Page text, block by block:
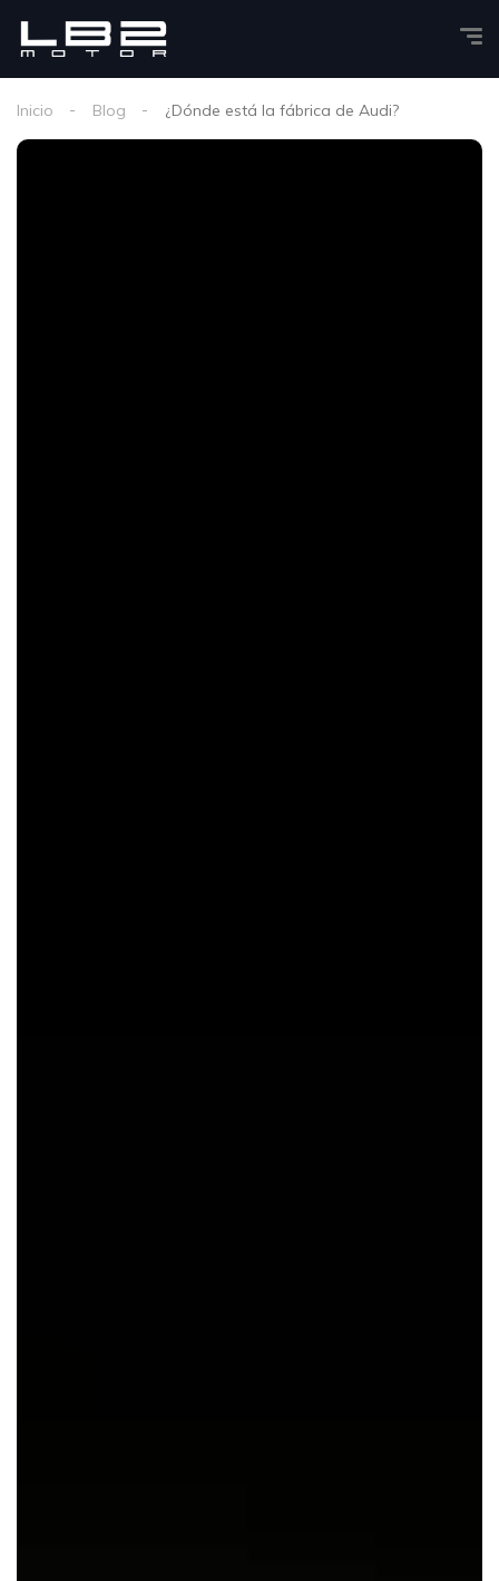
Inicio Blog ¿Dónde está la fábrica de Audi?